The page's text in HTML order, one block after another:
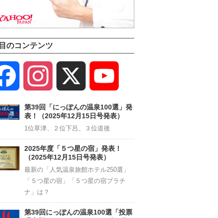
のコンテンツ
Facebook Instagram
Channel
第39回「にっぽんの温泉100選」発
表！（2025年12月15日号発表）
1位草津、２位下呂、３位道後
2025年度「５つ星の宿」発表！
（2025年12月15日号発表）
最新の「人気温泉旅館ホテル250選」
「５つ星の宿」「５つ星の宿プラチ
ナ」は？
第39回にっぽんの温泉100選「投票